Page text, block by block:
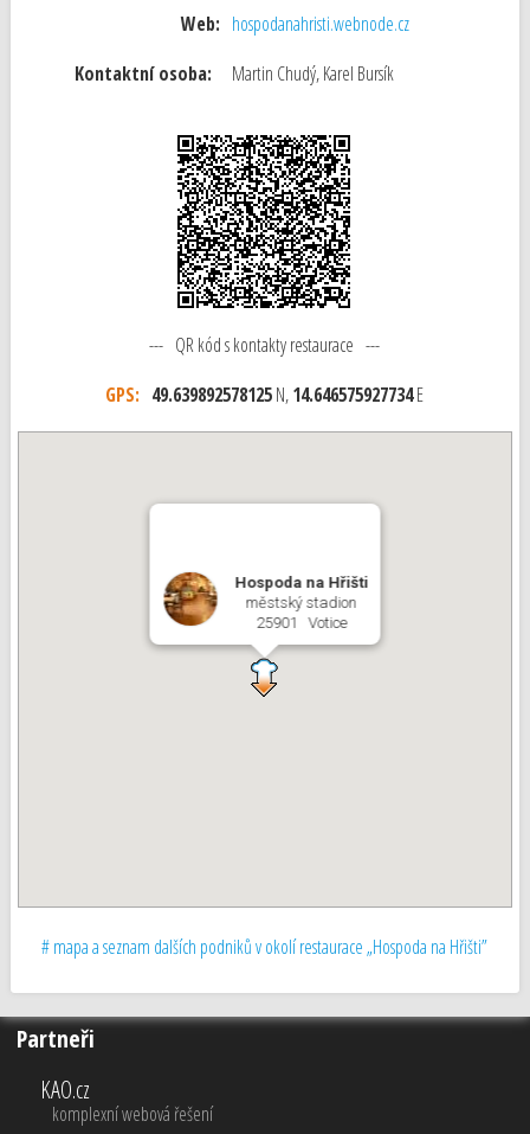
Web: hospodanahristi.webnode.cz
Kontaktní osoba:
Martin Chudý, Karel Bursík
--- QR kód s kontakty restaurace ---
GPS: 49.639892578125N,14.646575927734E
Hospoda na Hřišti
městský stadion
25901 Votice
# mapa a seznam dalších podniků v okolí restaurace „Hospoda na Hřišti”
Partneři
KAO.cz
komplexní webová řešení